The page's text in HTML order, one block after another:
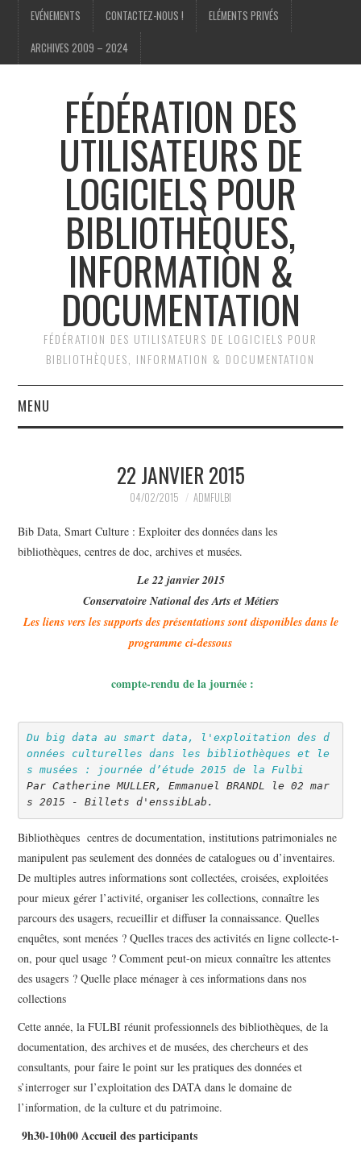
EVÉNEMENTS CONTACTEZ-NOUS ! ELÉMENTS PRIVÉS
ARCHIVES 2009 – 2024
FÉDÉRATION DES
UTILISATEURS DE
LOGICIELS POUR
BIBLIOTHÈQUES,
INFORMATION &
DOCUMENTATION
FÉDÉRATION DES UTILISATEURS DE LOGICIELS POUR
BIBLIOTHÈQUES, INFORMATION & DOCUMENTATION
MENU
QUI SOMMES-NOUS ?
ACTIVITÉS
EVÉNEMENTS
22 JANVIER 2015
04/02/2015 ADMFULBI
Bib Data, Smart Culture : Exploiter des données dans les
bibliothèques, centres de doc, archives et musées.
Le 22 janvier 2015
Conservatoire National des Arts et Métiers
Les liens vers les supports des présentations sont disponibles dans le
programme ci-dessous
compte-rendu de la journée :
Du big data au smart data, l'exploitation des d
onnées culturelles dans les bibliothèques et le
s musées : journée d’étude 2015 de la Fulbi
Par Catherine MULLER, Emmanuel BRANDL le 02 mar
s 2015 - Billets d'enssibLab.
Bibliothèques centres de documentation, institutions patrimoniales ne
manipulent pas seulement des données de catalogues ou d’inventaires.
De multiples autres informations sont collectées, croisées, exploitées
pour mieux gérer l’activité, organiser les collections, connaître les
parcours des usagers, recueillir et diffuser la connaissance. Quelles
enquêtes, sont menées ? Quelles traces des activités en ligne collecte-t-
on, pour quel usage ? Comment peut-on mieux connaître les attentes
des usagers ? Quelle place ménager à ces informations dans nos
collections
Cette année, la FULBI réunit professionnels des bibliothèques, de la
documentation, des archives et de musées, des chercheurs et des
consultants, pour faire le point sur les pratiques des données et
s’interroger sur l’exploitation des DATA dans le domaine de
l’information, de la culture et du patrimoine.
9h30-10h00 Accueil des participants